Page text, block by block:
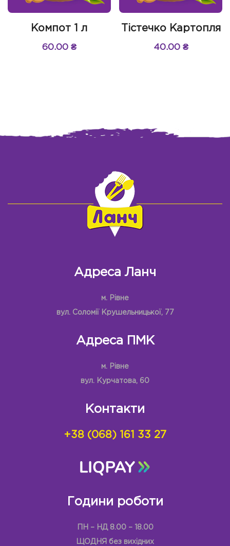
Компот 1 л
60.00 ₴
Тістечко Картопля
40.00 ₴
Адреса Ланч
м. Рівне
вул. Соломії Крушельницької, 77
Адреса ПМК
м. Рівне
вул. Курчатова, 60
Контакти
+38 (068) 161 33 27
Години роботи
ПН – НД 8.00 – 18.00
ЩОДНЯ без вихідних